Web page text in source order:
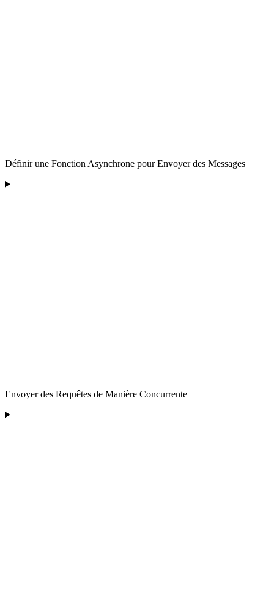
Définir une Fonction Asynchrone pour Envoyer des Messages
Envoyer des Requêtes de Manière Concurrente